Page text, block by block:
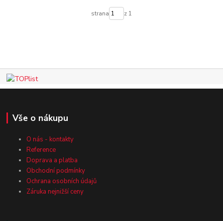
strana z 1
Vše o nákupu
O nás - kontakty
Reference
Doprava a platba
Obchodní podmínky
Ochrana osobních údajů
Záruka nejnižší ceny